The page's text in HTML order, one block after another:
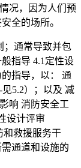
况，因为人们预
全的场所。
；通常导致并包
指导 4.1定性设
指导，以： 通
5.2）；以及 减
响 消防安全工
设计评审
和救援服务干
通道和设施的